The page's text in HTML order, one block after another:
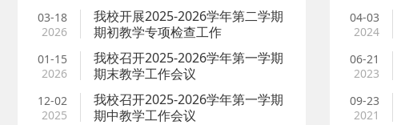
03-18
2026
我校开展2025-2026学年第二学期
期初教学专项检查工作
01-15
2026
我校召开2025-2026学年第一学期
期末教学工作会议
12-02
2025
我校召开2025-2026学年第一学期
期中教学工作会议
04-03
2024
06-21
2023
09-23
2021